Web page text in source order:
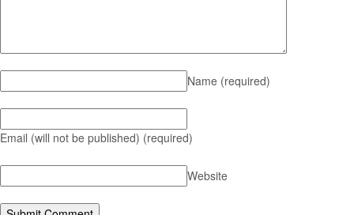
Name (required)
Email (will not be published) (required)
Website